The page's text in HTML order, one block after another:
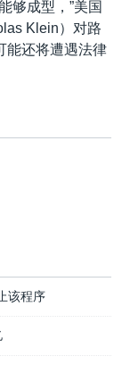
够成型，”美国
Klein）对路
能还将遭遇法律
该程序